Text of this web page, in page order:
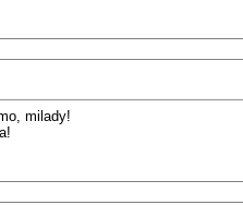
milady!